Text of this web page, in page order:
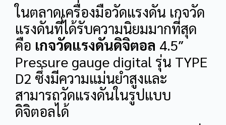
ในตลาดเครื่องมือวัดแรงดัน เกจวัด
แรงดันที่ได้รับความนิยมมากที่สุด
คือ เกจวัดแรงดันดิจิตอล 4.5″
Pressure gauge digital รุ่น TYPE
D2 ซึ่งมีความแม่นยำสูงและ
สามารถวัดแรงดันในรูปแบบ
ดิจิตอลได้